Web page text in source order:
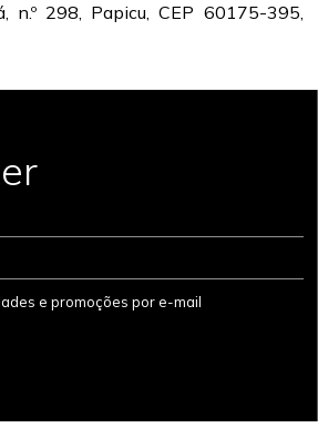
n.º 298, Papicu, CEP 60175-395,
e promoções por e-mail